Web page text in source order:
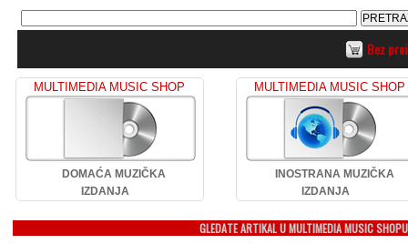
Bez
MULTIMEDIA MUSIC SHOP
DOMAĆA MUZIČKA
IZDANJA
MULTIMEDIA MUSIC SHOP
INOSTRANA MUZIČKA
IZDANJA
GLEDATE ARTIKAL U MULTIMEDIA MUSIC SHOPU